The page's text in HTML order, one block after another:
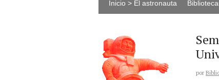
Inicio > El astronauta
por